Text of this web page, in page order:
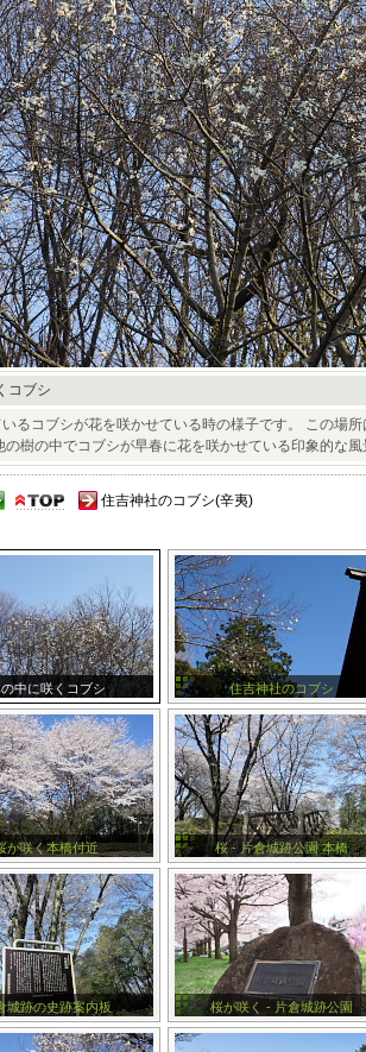
コブシ
るコブシが花を咲かせている時の様子です。 この場
樹の中でコブシが早春に花を咲かせている印象的な風
住吉神社のコブシ(辛夷)
中に咲くコブシ 住吉神社のコブシ
が咲く本橋付近 桜 - 片倉城跡公園 本橋
城跡の史跡案内板 桜が咲く - 片倉城跡公園